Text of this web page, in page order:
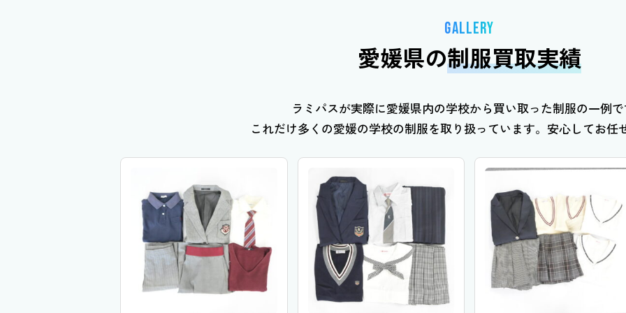
GALLERY
愛媛県の制服買取実績
ラミパスが実際に愛媛県内の学校から買い取った制服の一例で
これだけ多くの愛媛の学校の制服を取り扱っています。安心してお任